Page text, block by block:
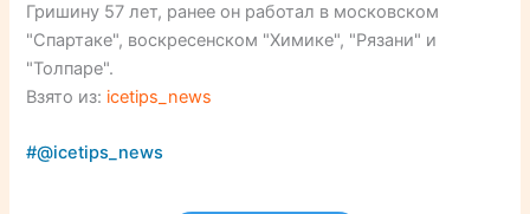
Гришину 57 лет, ранее он работал в московском
"Спартаке", воскресенском "Химике", "Рязани" и
"Толпаре".
Взято из: icetips_news
#@icetips_news